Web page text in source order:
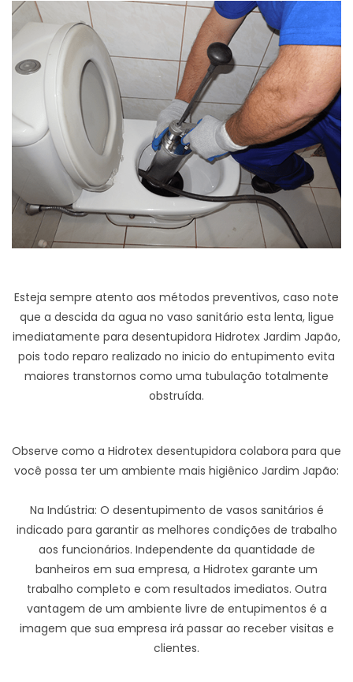
Esteja sempre atento aos métodos preventivos, caso note
que a descida da agua no vaso sanitário esta lenta, ligue
imediatamente para desentupidora Hidrotex Jardim Japão,
pois todo reparo realizado no inicio do entupimento evita
maiores transtornos como uma tubulação totalmente
obstruída.
Observe como a Hidrotex desentupidora colabora para que
você possa ter um ambiente mais higiênico Jardim Japão:
Na Indústria: O desentupimento de vasos sanitários é
indicado para garantir as melhores condições de trabalho
aos funcionários. Independente da quantidade de
banheiros em sua empresa, a Hidrotex garante um
trabalho completo e com resultados imediatos. Outra
vantagem de um ambiente livre de entupimentos é a
imagem que sua empresa irá passar ao receber visitas e
clientes.